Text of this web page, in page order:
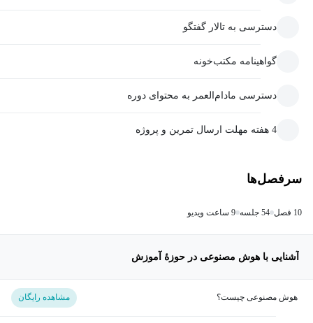
دسترسی به تالار گفتگو
گواهینامه مکتب‌خونه
دسترسی مادام‌العمر به محتوای دوره
4 هفته مهلت ارسال تمرین و پروژه
سرفصل‌ها
10 فصل 54 جلسه 9 ساعت ویدیو
آشنایی با هوش مصنوعی در حوزۀ آموزش
هوش مصنوعی چیست؟ مشاهده رایگان